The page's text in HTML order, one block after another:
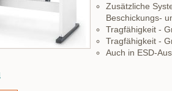
Zusätzliche
Beschickungs-
Tragfähigkeit -
Tragfähigkeit -
Auch in ESD-